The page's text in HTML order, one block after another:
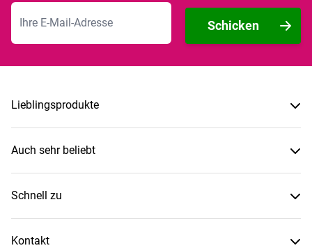
E-Mailadresse
Schicken
Lieblingsprodukte
Auch sehr beliebt
Schnell zu
Kontakt